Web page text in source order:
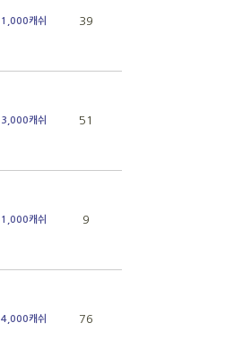
1,000캐쉬 39
3,000캐쉬 51
1,000캐쉬 9
4,000캐쉬 76